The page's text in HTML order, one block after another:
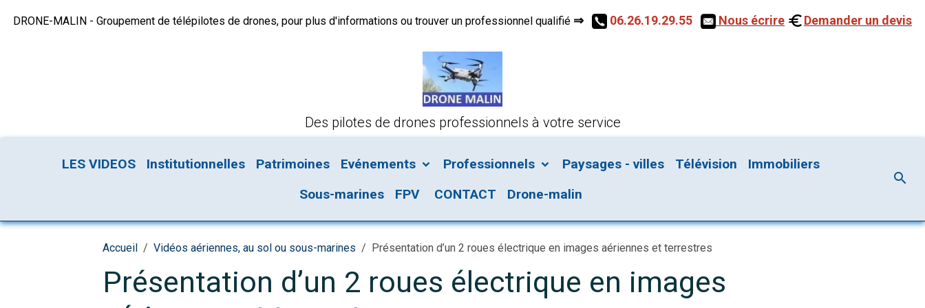
DRONE-MALIN - Groupement de télépilotes de drones, pour plus d'informations ou trouver un professionnel qualifié ⇒ 06.26.19.29.55 Nous écrire Demander un devis
Des pilotes de drones professionnels à votre service
LES VIDEOS Institutionnelles Patrimoines Evénements Professionnels Paysages - villes Télévision
Immobiliers
Sous-marines
FPV CONTACT Drone-malin
Accueil Vidéos aériennes, au sol ou sous-marines Présentation d’un 2 roues électrique en images aériennes et terrestres
Présentation d’un 2 roues électrique en images